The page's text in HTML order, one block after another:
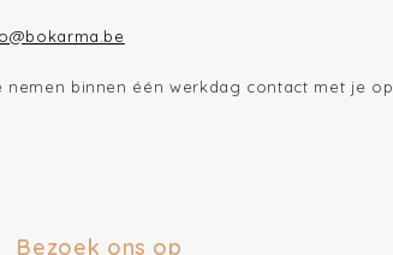
nemen binnen één werkdag contact met je op.
Bezoek ons op